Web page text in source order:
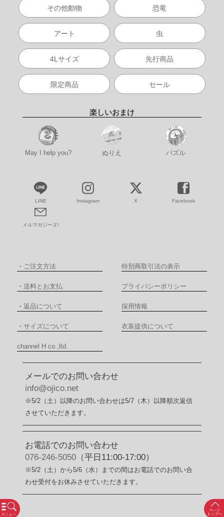
その他動物 恐竜
アート 虫
4Lサイズ 先行商品
限定商品 セール
楽しいおまけ
May I help you? ぬりえ パズル
LINE Instagram X Facebook
メルマガジーヌ!
・ ご注文方法 特別商取引法の表示
・ 送料とお支払 プライバシーポリシー
・ 返品について 採用情報
・ サイズについて 衣装提供について
channel H co.,ltd.
メールでのお問い合わせ
info@ojico.net
※5/2（土）以降のお問い合わせは5/7（木）以降順次返信
させていただきます。
お電話でのお問い合わせ
076-246-5050 （平日11:00-17:00）
※5/2（土）から5/6（水）までの間はお電話でのお問い合
わせ受付をお休みさせていただきます。